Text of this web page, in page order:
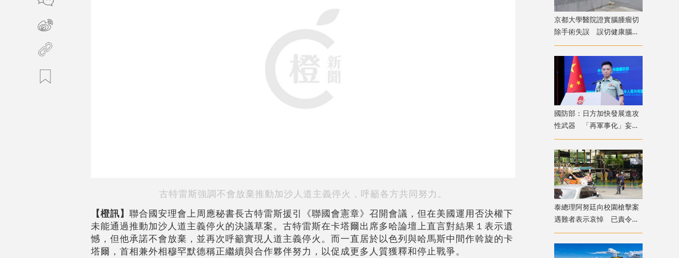
古特雷斯強調不會放棄推動加沙人道主義停火，呼籲各方共同努力。
【橙訊】 聯合國安理會上周應秘書長古特雷斯援引《聯國會憲章》召開會議，但在美國運用否決權下
未能通過推動加沙人道主義停火的決議草案。古特雷斯在卡塔爾出席多哈論壇上直言對結果１表示遺
憾，但他承諾不會放棄，並再次呼籲實現人道主義停火。而一直居於以色列與哈馬斯中間作斡旋的卡
塔爾，首相兼外相穆罕默德稱正繼續與合作夥伴努力，以促成更多人質獲釋和停止戰爭。
京都大學醫院證實腦腫瘤切
除手術失誤 誤切健康腦組
織致病患無法自主呼吸
國防部：日方加快發展進攻
性武器 「再軍事化」妄動
是地區和平穩定真正威脅
​泰總理阿努廷向校園槍擊案
遇難者表示哀悼 已責令展
開調查